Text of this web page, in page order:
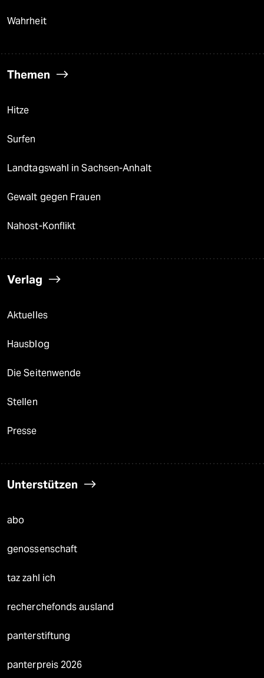
Wahrheit
Themen
Hitze
Surfen
Landtagswahl in Sachsen-Anhalt
Gewalt gegen Frauen
Nahost-Konflikt
Verlag
Aktuelles
Hausblog
Die Seitenwende
Stellen
Presse
Unterstützen
abo
genossenschaft
taz zahl ich
recherchefonds ausland
panterstiftung
panterpreis 2026